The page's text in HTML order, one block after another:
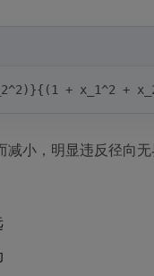
+ x_1^2 +
减小，明显违反径向